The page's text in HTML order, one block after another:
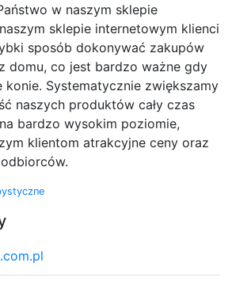
w naszym sklepie
sklepie internetowym klienci
sposób dokonywać zakupów
domu, co jest bardzo ważne gdy
konie. Systematycznie zwiększamy
naszych produktów cały czas
bardzo wysokim poziomie,
klientom atrakcyjne ceny oraz